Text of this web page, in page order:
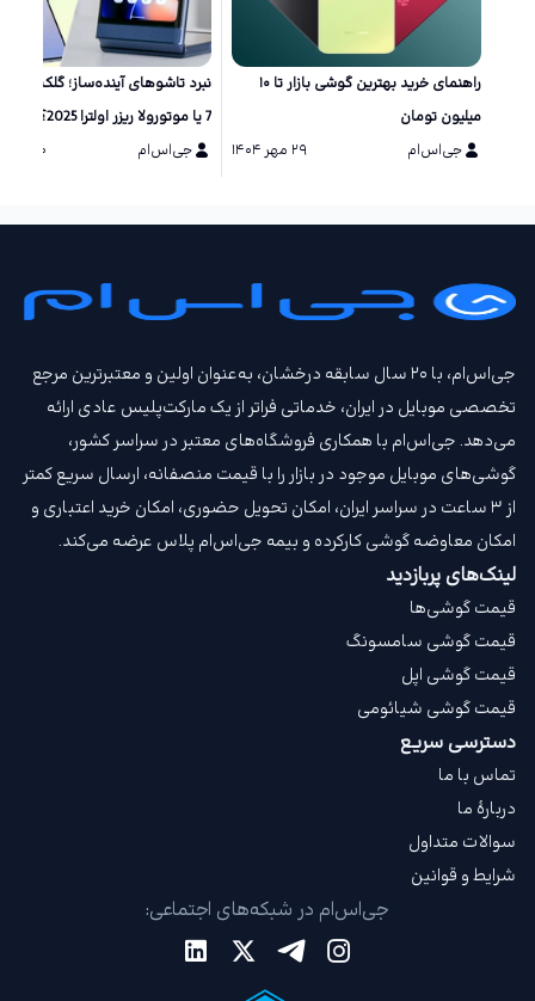
راهنمای خرید بهترین گوشی بازار تا ۱۰
میلیون تومان
جی‌اس‌ام
۲۹ مهر ۱۴۰۴
نبرد تاشو‌های آینده‌ساز؛ گلکسی زد
7 یا موتورولا ریزر اولترا 2025؟
جی‌اس‌ام
۲۰ مرداد ۱۴۰۴
جی‌اس‌ام، با ۲۰ سال سابقه درخشان، به‌عنوان اولین و معتبرترین مرجع
تخصصی موبایل در ایران، خدماتی فراتر از یک مارکت‌پلیس عادی ارائه
می‌دهد. جی‌اس‌ام با همکاری فروشگاه‌های معتبر در سراسر کشور،
گوشی‌های موبایل موجود در بازار را با قیمت‌ منصفانه، ارسال سریع کمتر
از ۳ ساعت در سراسر ایران، امکان تحویل حضوری، امکان خرید اعتباری و
امکان معاوضه گوشی کارکرده و بیمه جی‌اس‌ام‌ پلاس عرضه می‌کند.
لینک‌های پربازدید
قیمت گوشی‌ها
قیمت گوشی سامسونگ
قیمت گوشی اپل
قیمت گوشی شیائومی
دسترسی سریع
تماس با ما
دربارهٔ ما
سوالات متداول
شرایط و قوانین
جی‌اس‌ام در شبکه‌های اجتماعی: